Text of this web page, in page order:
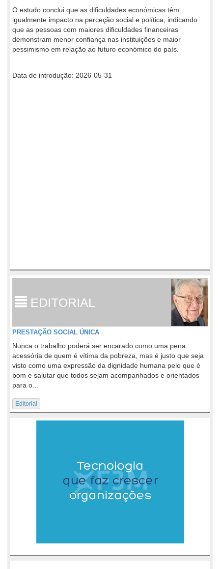
O estudo conclui que as dificuldades económicas têm
igualmente impacto na perceção social e política, indicando
que as pessoas com maiores dificuldades financeiras
demonstram menor confiança nas instituições e maior
pessimismo em relação ao futuro económico do país.
Data de introdução: 2026-05-31
EDITORIAL
PRESTAÇÃO SOCIAL ÚNICA
Nunca o trabalho poderá ser encarado como uma pena
acessória de quem é vítima da pobreza, mas é justo que seja
visto como uma expressão da dignidade humana pelo que é
bom e salutar que todos sejam acompanhados e orientados
para o...
Editorial